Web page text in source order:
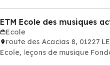
ETM Ecole des musiques
Ecole
route des Acacias 8, 01227
Ecole, leçons de musique